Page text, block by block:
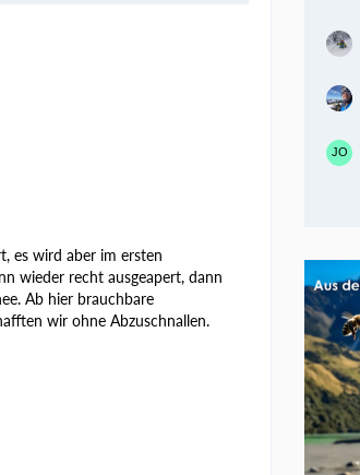
es wird aber im ersten
wieder recht ausgeapert, dann
Ab hier brauchbare
wir ohne Abzuschnallen.